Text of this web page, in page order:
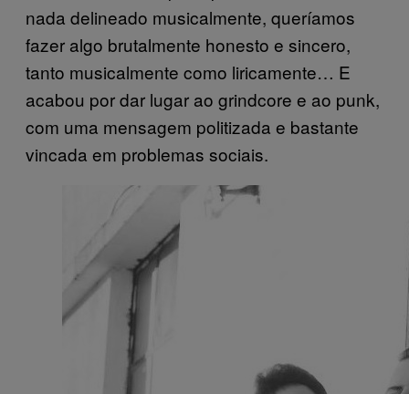
nada delineado musicalmente, queríamos
fazer algo brutalmente honesto e sincero,
tanto musicalmente como liricamente… E
acabou por dar lugar ao grindcore e ao punk,
com uma mensagem politizada e bastante
vincada em problemas sociais.